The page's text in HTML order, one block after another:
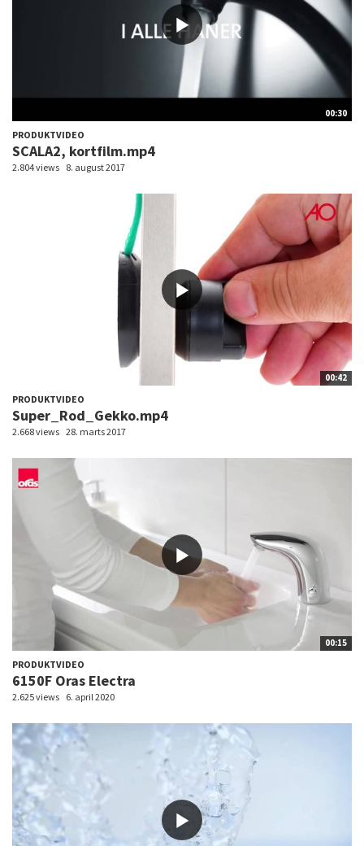
00:30
PRODUKTVIDEO
SCALA2, kortfilm.mp4
2.804 views 8. august 2017
00:42
PRODUKTVIDEO
Super_Rod_Gekko.mp4
2.668 views 28. marts 2017
00:15
PRODUKTVIDEO
6150F Oras Electra
2.625 views 6. april 2020